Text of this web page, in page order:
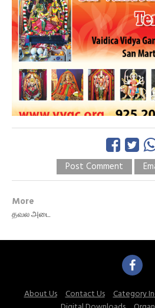
Post Comment
More
தவல அடை
About Us Contact Us Category